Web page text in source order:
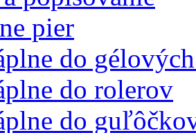
pier
do
do rolerov
do